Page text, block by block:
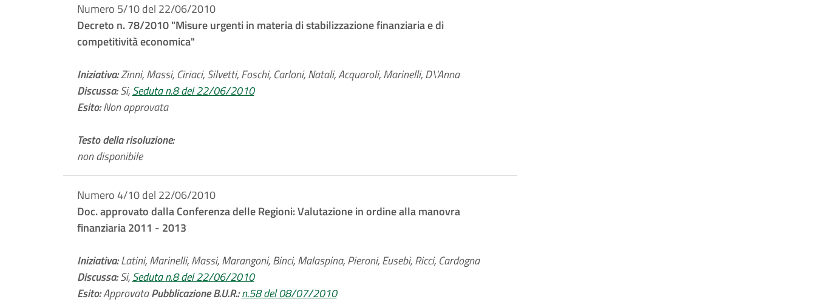
Numero 5/10 del 22/06/2010
Decreto n. 78/2010 "Misure urgenti in materia di stabilizzazione finanziaria e di
competitività economica"
Iniziativa:Zinni, Massi, Ciriaci, Silvetti, Foschi, Carloni, Natali, Acquaroli, Marinelli, D\'Anna
Discussa:Si,Seduta n.8 del 22/06/2010
Esito:Non approvata
Testo della risoluzione:
non disponibile
Numero 4/10 del 22/06/2010
Doc. approvato dalla Conferenza delle Regioni: Valutazione in ordine alla manovra
finanziaria 2011 - 2013
Iniziativa:Latini, Marinelli, Massi, Marangoni, Binci, Malaspina, Pieroni, Eusebi, Ricci, Cardogna
Discussa:Si,Seduta n.8 del 22/06/2010
Esito:ApprovataPubblicazione B.U.R.: n.58 del 08/07/2010